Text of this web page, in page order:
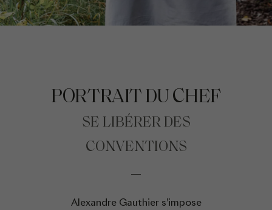
PORTRAIT DU CHEF
SE LIBÉRER DES
CONVENTIONS
Alexandre Gauthier s’impose